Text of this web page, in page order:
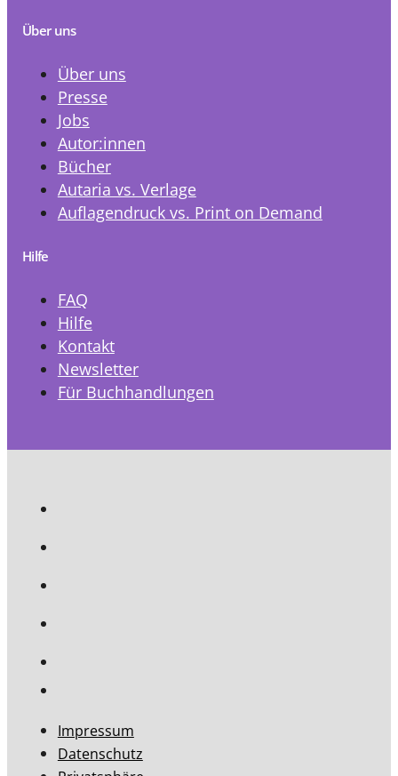
Über uns
Über uns
Presse
Jobs
Autor:innen
Bücher
Autaria vs. Verlage
Auflagendruck vs. Print on Demand
Hilfe
FAQ
Hilfe
Kontakt
Newsletter
Für Buchhandlungen
Impressum
Datenschutz